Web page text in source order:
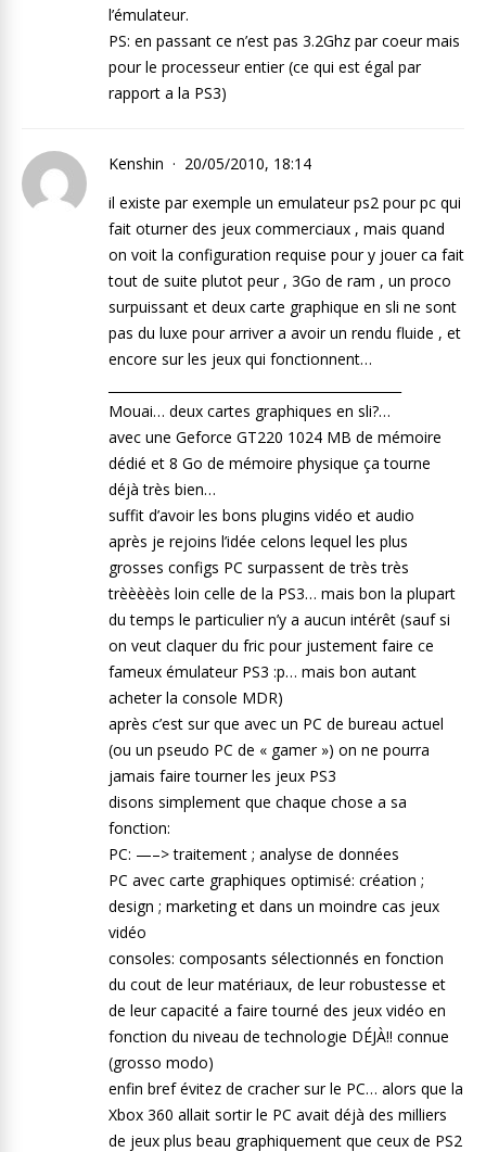
l’émulateur.
PS: en passant ce n’est pas 3.2Ghz par coeur mais
pour le processeur entier (ce qui est égal par
rapport a la PS3)
Kenshin
20/05/2010, 18:14
il existe par exemple un emulateur ps2 pour pc qui
fait oturner des jeux commerciaux , mais quand
on voit la configuration requise pour y jouer ca fait
tout de suite plutot peur , 3Go de ram , un proco
surpuissant et deux carte graphique en sli ne sont
pas du luxe pour arriver a avoir un rendu fluide , et
encore sur les jeux qui fonctionnent…
Mouai… deux cartes graphiques en sli?…
avec une Geforce GT220 1024 MB de mémoire
dédié et 8 Go de mémoire physique ça tourne
déjà très bien…
suffit d’avoir les bons plugins vidéo et audio
après je rejoins l’idée celons lequel les plus
grosses configs PC surpassent de très très
trèèèèès loin celle de la PS3… mais bon la plupart
du temps le particulier n’y a aucun intérêt (sauf si
on veut claquer du fric pour justement faire ce
fameux émulateur PS3 :p… mais bon autant
acheter la console MDR)
après c’est sur que avec un PC de bureau actuel
(ou un pseudo PC de « gamer ») on ne pourra
jamais faire tourner les jeux PS3
disons simplement que chaque chose a sa
fonction:
PC: —–> traitement ; analyse de données
PC avec carte graphiques optimisé: création ;
design ; marketing et dans un moindre cas jeux
vidéo
consoles: composants sélectionnés en fonction
du cout de leur matériaux, de leur robustesse et
de leur capacité a faire tourné des jeux vidéo en
fonction du niveau de technologie DÉJÀ!! connue
(grosso modo)
enfin bref évitez de cracher sur le PC… alors que la
Xbox 360 allait sortir le PC avait déjà des milliers
de jeux plus beau graphiquement que ceux de PS2